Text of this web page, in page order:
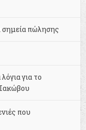
σημεία πώλησης
για το
που